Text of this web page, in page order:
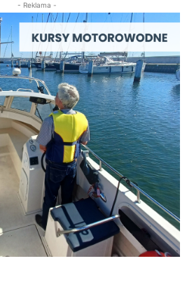
- Reklama -